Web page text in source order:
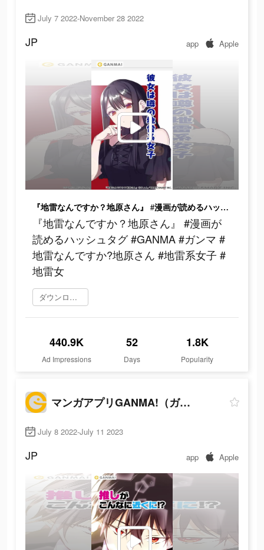
July 7 2022-November 28 2022
JP app Apple
『地雷なんですか？地原さん』 #漫画が読めるハッシュタグ #GANMA #ガンマ #地雷なんですか?地原さん #地雷系女子 #地雷女
『地雷なんですか？地原さん』 #漫画が
読めるハッシュタグ #GANMA #ガンマ #
地雷なんですか?地原さん #地雷系女子 #
地雷女
ダウンロード
440.9K
Ad Impressions
52
Days
1.8K
Popularity
マンガアプリGANMA!（ガンマ）
July 8 2022-July 11 2023
JP app Apple